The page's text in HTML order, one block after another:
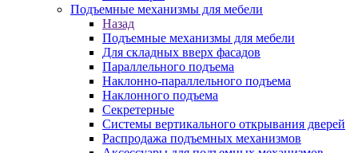
Подъемные механизмы для мебели
Назад
Подъемные механизмы для мебели
Для складных вверх фасадов
Параллельного подъема
Наклонно-параллельного подъема
Наклонного подъема
Секретерные
Системы вертикального открывания дверей
Распродажа подъемных механизмов